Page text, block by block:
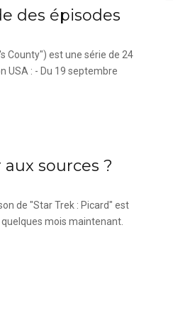
des épisodes
County") est une série de 24
USA : - Du 19 septembre
sources ?
de "Star Trek : Picard" est
mois maintenant.